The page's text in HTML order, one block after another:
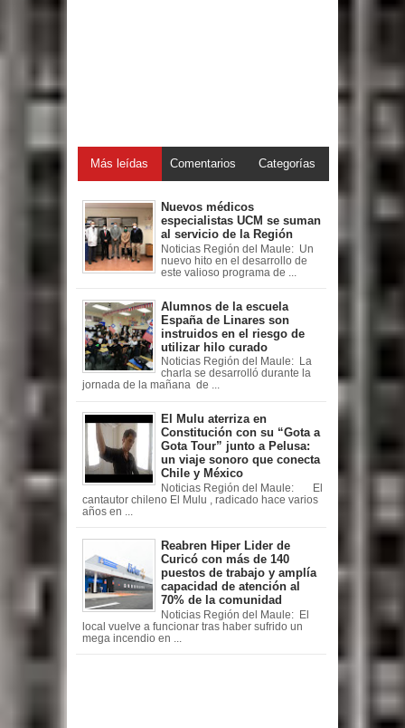
Más leídas Comentarios Categorías
Nuevos médicos
especialistas UCM se suman
al servicio de la Región
Noticias Región del Maule: Un
nuevo hito en el desarrollo de
este valioso programa de ...
Alumnos de la escuela
España de Linares son
instruidos en el riesgo de
utilizar hilo curado
Noticias Región del Maule: La
charla se desarrolló durante la
jornada de la mañana de ...
El Mulu aterriza en
Constitución con su “Gota a
Gota Tour” junto a Pelusa:
un viaje sonoro que conecta
Chile y México
Noticias Región del Maule: El
cantautor chileno El Mulu , radicado hace varios
años en ...
Reabren Hiper Lider de
Curicó con más de 140
puestos de trabajo y amplía
capacidad de atención al
70% de la comunidad
Noticias Región del Maule: El
local vuelve a funcionar tras haber sufrido un
mega incendio en ...